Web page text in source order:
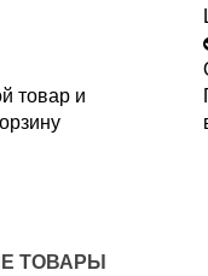
товар и
ТОВАРЫ